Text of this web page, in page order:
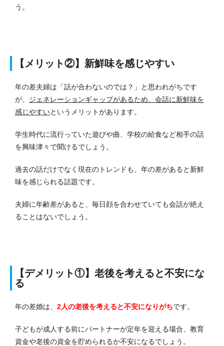
う。
【メリット②】新鮮味を感じやすい
年の差夫婦は「話が合わないのでは？」と思われがちです
が、 ジェネレーションギャップがあるため、会話に新鮮味を
感じやすいというメリットがあります。
学生時代に流行っていた遊びや曲、学校の給食など相手の話
を興味津々で聞けるでしょう。
過去の話だけでなく現在のトレンドも、年の差があると新鮮
味を感じられる話題です。
夫婦に年齢差があると、毎日顔を合わせていても会話が絶え
ることはないでしょう。
【デメリット①】老後を考えると不安にな
る
年の差婚は、 2人の老後を考えると不安になりがちです。
子どもが成人する前にパートナーが定年を迎える場合、教育
資金や老後の資金を貯められるか不安になるでしょう。